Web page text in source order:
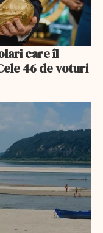
care îl
46 de voturi